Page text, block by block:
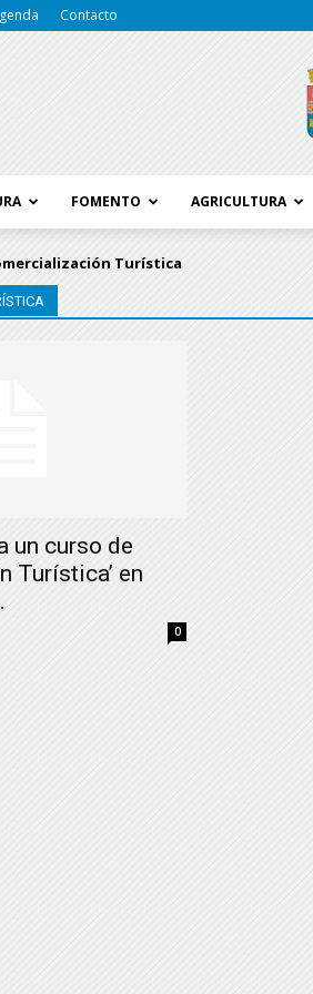
Contacto
FOMENTO AGRICULTURA
Turística
un curso de
Turística’ en
0